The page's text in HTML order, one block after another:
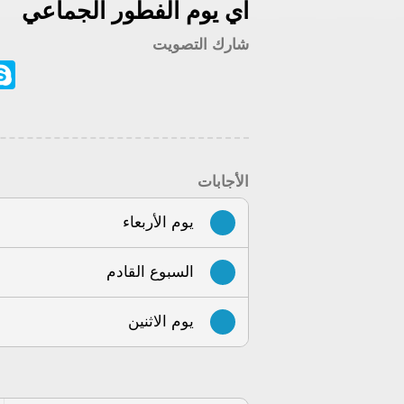
اي يوم الفطور الجماعي
شارك التصويت
الأجابات
يوم الأربعاء
السبوع القادم
يوم الاثنين